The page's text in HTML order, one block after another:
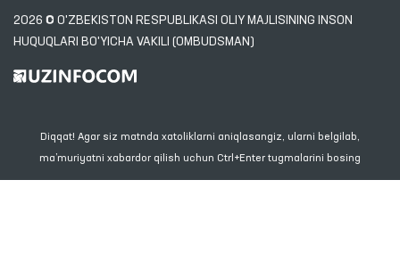
2026 © O'ZBEKISTON RESPUBLIKASI OLIY MAJLISINING INSON
HUQUQLARI BO'YICHA VAKILI (OMBUDSMAN)
Diqqat! Agar siz matnda xatoliklarni aniqlasangiz, ularni belgilab,
ma’muriyatni xabardor qilish uchun Ctrl+Enter tugmalarini bosing